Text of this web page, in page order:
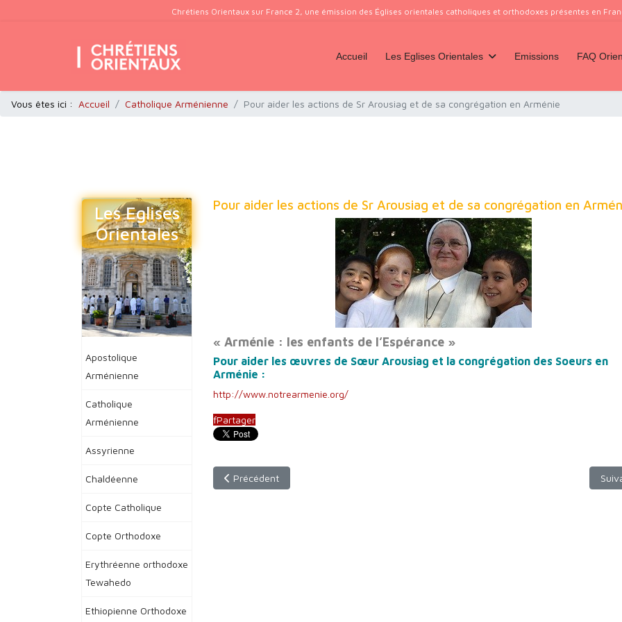
Chrétiens Orientaux sur France 2, une émission des Églises orientales catholiques et orthodoxes présentes en
Accueil Les Eglises Orientales Emissions FAQ
Vous êtes ici : Accueil Catholique Arménienne Pour aider les actions de Sr Arousiag et de sa congrégation en Arménie
Les Eglises
Orientales
Apostolique
Arménienne
Catholique
Arménienne
Assyrienne
Chaldéenne
Copte Catholique
Copte Orthodoxe
Erythréenne orthodoxe
Tewahedo
Ethiopienne Orthodoxe
Pour aider les actions de Sr Arousiag et de sa congrégation en
« Arménie : les enfants de l’Espérance »
Pour aider les œuvres de Sœur Arousiag et la congrégation des Soeurs en
Arménie :
http://www.notrearmenie.org/
fPartager
Article précédent : Eparchie de Beyrouth au Liban
Précédent